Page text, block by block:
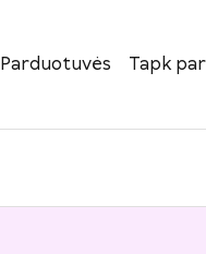
Parduotuvės Tapk